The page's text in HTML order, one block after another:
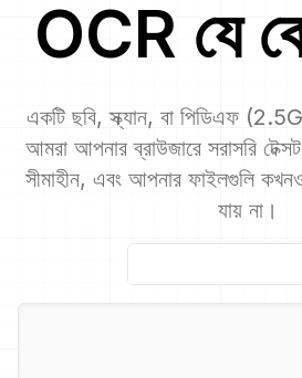
OCR যে
একটি ছবি, স্ক্যান, বা পিডিএফ
আমরা আপনার ব্রাউজারে সরাসরি
সীমাহীন, এবং আপনার ফাইলগুলি
যায় না।